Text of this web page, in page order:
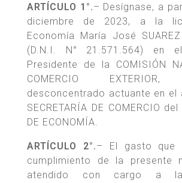
ARTÍCULO 1°.– Desígnase, a
diciembre de 2023, a la
Economía María José SUAREZ
(D.N.I. N° 21.571.564) en
Presidente de la COMISIÓN
COMERCIO EXTERIOR,
desconcentrado actuante en el
SECRETARÍA DE COMERCIO
DE ECONOMÍA.
ARTÍCULO 2°.– El gasto que
cumplimiento de la presente
atendido con cargo a